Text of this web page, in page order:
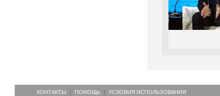
КОНТАКТЫ ПОМОЩЬ УСЛОВИЯ ИСПОЛЬЗОВАНИЯ